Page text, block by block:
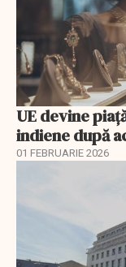
UE devine
indiene după
01 FEBRUARIE 2026